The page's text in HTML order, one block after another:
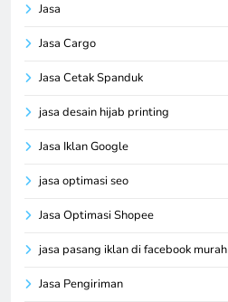
Jasa
Jasa Cargo
Jasa Cetak Spanduk
jasa desain hijab printing
Jasa Iklan Google
jasa optimasi seo
Jasa Optimasi Shopee
jasa pasang iklan di facebook murah
Jasa Pengiriman